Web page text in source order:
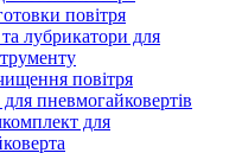
повітря
лубрикатори для
повітря
пневмогайковертів
для